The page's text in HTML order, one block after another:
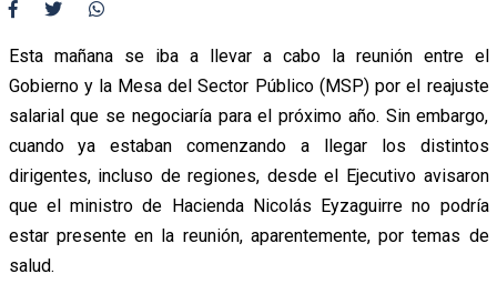
Esta mañana se iba a llevar a cabo la reunión entre el
Gobierno y la Mesa del Sector Público (MSP) por el reajuste
salarial que se negociaría para el próximo año. Sin embargo,
cuando ya estaban comenzando a llegar los distintos
dirigentes, incluso de regiones, desde el Ejecutivo avisaron
que el ministro de Hacienda Nicolás Eyzaguirre no podría
estar presente en la reunión, aparentemente, por temas de
salud.